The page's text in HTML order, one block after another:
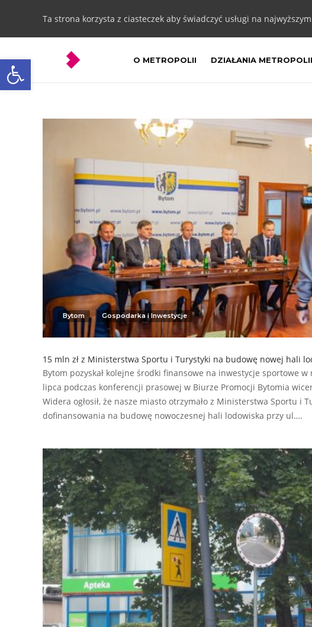
Otwórz pasek narzędzi
Ta strona korzysta z ciasteczek aby świadczyć usługi na
O METROPOLII DZIAŁANIA METROPOLII
Bytom Gospodarka i Inwestycje
15 mln zł z Ministerstwa Sportu i Turystyki na budowę nowej hali
Bytom pozyskał kolejne środki finansowe na inwestycje sportowe w
lipca podczas konferencji prasowej w Biurze Promocji Bytomia
Widera ogłosił, że nasze miasto otrzymało z Ministerstwa Sportu i
dofinansowania na budowę nowoczesnej hali lodowiska przy ul….